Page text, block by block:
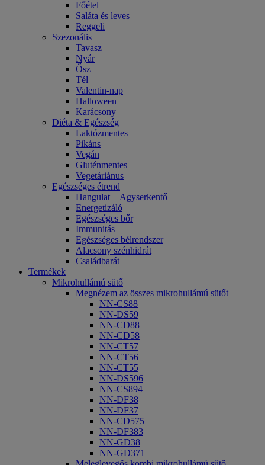
Főétel
Saláta és leves
Reggeli
Szezonális
Tavasz
Nyár
Ősz
Tél
Valentin-nap
Halloween
Karácsony
Diéta & Egészség
Laktózmentes
Pikáns
Vegán
Gluténmentes
Vegetáriánus
Egészséges étrend
Hangulat + Agyserkentő
Energetizáló
Egészséges bőr
Immunitás
Egészséges bélrendszer
Alacsony szénhidrát
Családbarát
Termékek
Mikrohullámú sütő
Megnézem az összes mikrohullámú sütőt
NN-CS88
NN-DS59
NN-CD88
NN-CD58
NN-CT57
NN-CT56
NN-CT55
NN-DS596
NN-CS894
NN-DF38
NN-DF37
NN-CD575
NN-DF383
NN-GD38
NN-GD371